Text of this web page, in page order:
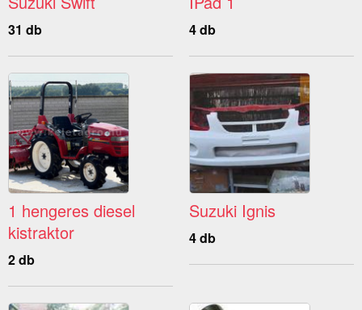
31 db 4 db
1 hengeres diesel
kistraktor
2 db
Suzuki Ignis
4 db